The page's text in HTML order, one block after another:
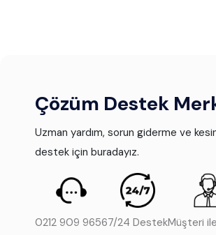
Çözüm Destek
Uzman yardım, sorun giderme ve
destek için buradayız.
0212 909 96567/24 DestekMüşteri